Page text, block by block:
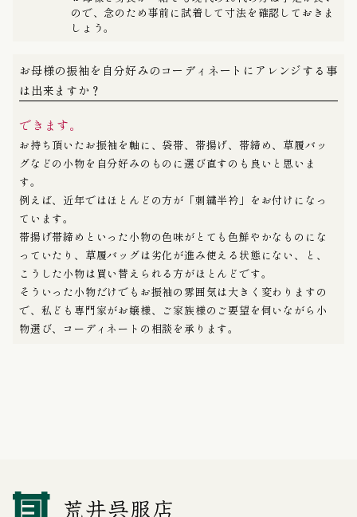
ので、念のため事前に試着して寸法を確認しておきま
しょう。
お母様の振袖を自分好みのコーディネートにアレンジする事
は出来ますか？
できます。
お持ち頂いたお振袖を軸に、袋帯、帯揚げ、帯締め、草履バッ
グなどの小物を自分好みのものに選び直すのも良いと思いま
す。
例えば、近年ではほとんどの方が「刺繍半衿」をお付けになっ
ています。
帯揚げ帯締めといった小物の色味がとても色鮮やかなものにな
っていたり、草履バッグは劣化が進み使える状態にない、と、
こうした小物は買い替えられる方がほとんどです。
そういった小物だけでもお振袖の雰囲気は大きく変わりますの
で、私ども専門家がお嬢様、ご家族様のご要望を伺いながら小
物選び、コーディネートの相談を承ります。